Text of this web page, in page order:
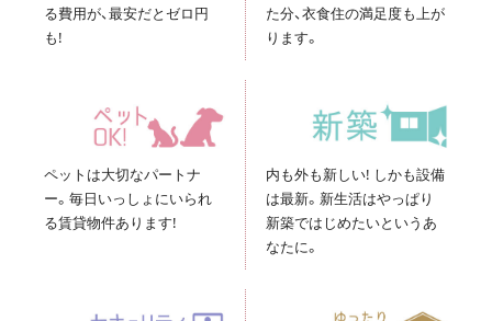
る費用が、最安だとゼロ円
も!
た分、衣食住の満足度も上が
ります。
ペットは大切なパートナ
ー。毎日いっしょにいられ
る賃貸物件あります!
内も外も新しい! しかも設備
は最新。新生活はやっぱり
新築ではじめたいというあ
なたに。